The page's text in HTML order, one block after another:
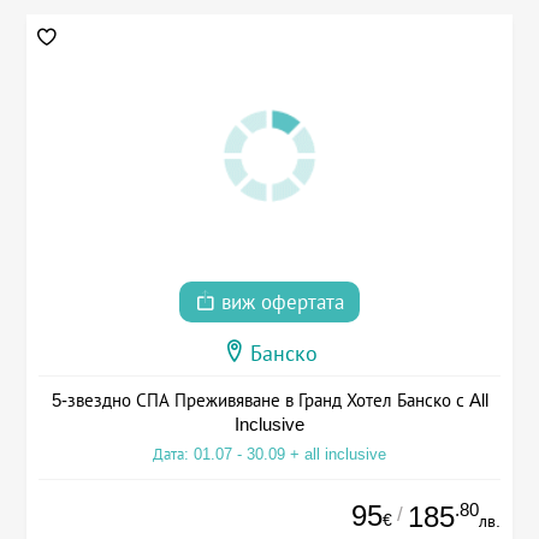
виж офертата
Банско
5-звездно СПА Преживяване в Гранд Хотел Банско с All
Inclusive
Дата: 01.07 - 30.09 + all inclusive
95€ / 185.80
лв.